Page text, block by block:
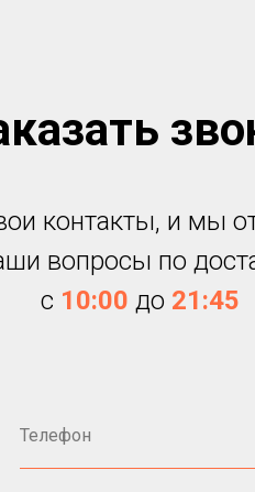
контакты, и мы
вопросы по
c 10:00 до 21:45
Телефон